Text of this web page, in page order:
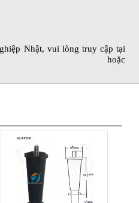
Nhật, vui lòng truy cập tại
hoặc